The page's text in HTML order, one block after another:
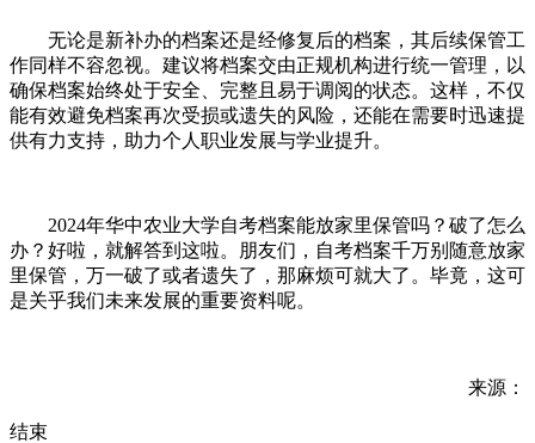
无论是新补办的档案还是经修复后的档案，其后续保管工
作同样不容忽视。建议将档案交由正规机构进行统一管理，以
确保档案始终处于安全、完整且易于调阅的状态。这样，不仅
能有效避免档案再次受损或遗失的风险，还能在需要时迅速提
供有力支持，助力个人职业发展与学业提升。
2024年华中农业大学自考档案能放家里保管吗？破了怎么
办？好啦，就解答到这啦。朋友们，自考档案千万别随意放家
里保管，万一破了或者遗失了，那麻烦可就大了。毕竟，这可
是关乎我们未来发展的重要资料呢。
来源：
结束